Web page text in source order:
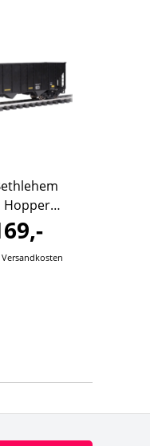
Hopper
Versandkosten